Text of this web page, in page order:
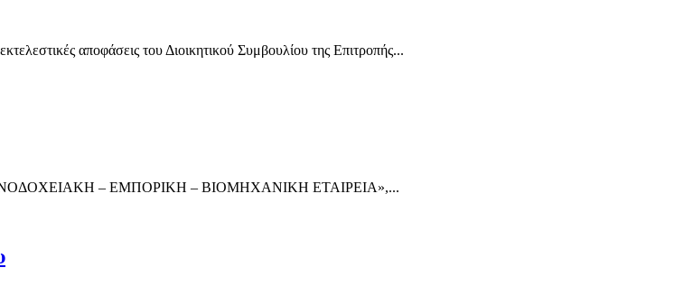
αποφάσεις του Διοικητικού Συμβουλίου της Επιτροπής...
– ΕΜΠΟΡΙΚΗ – ΒΙΟΜΗΧΑΝΙΚΗ ΕΤΑΙΡΕΙΑ»,...